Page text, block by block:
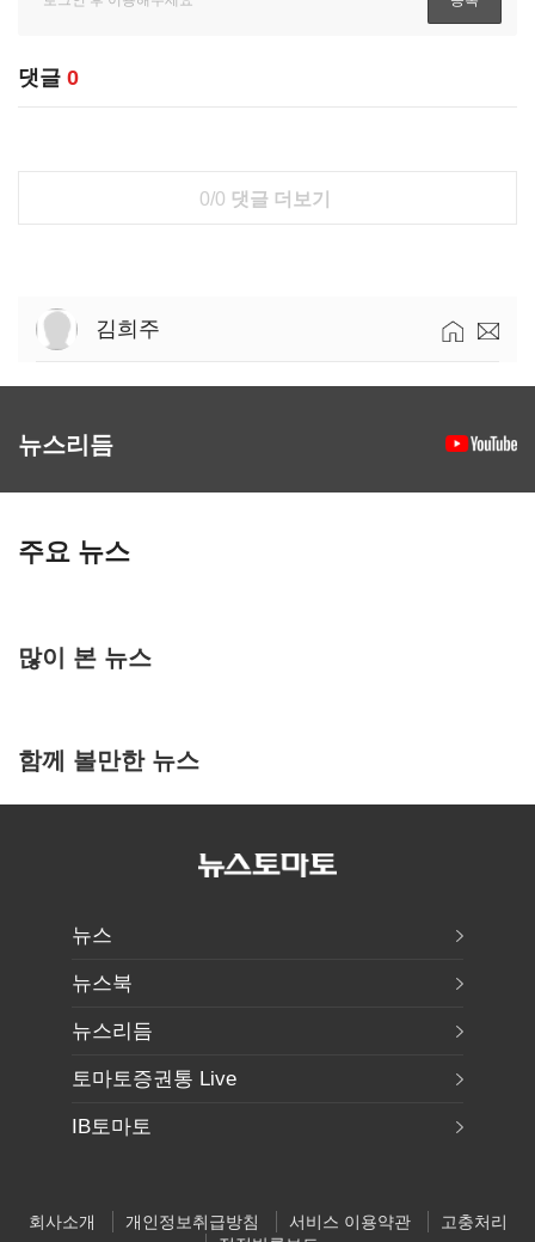
댓글 0
0/0 댓글 더보기
김희주
뉴스리듬
주요 뉴스
많이 본 뉴스
함께 볼만한 뉴스
뉴스
뉴스북
뉴스리듬
토마토증권통 Live
IB토마토
회사소개 개인정보취급방침 서비스 이용약관
고충처리